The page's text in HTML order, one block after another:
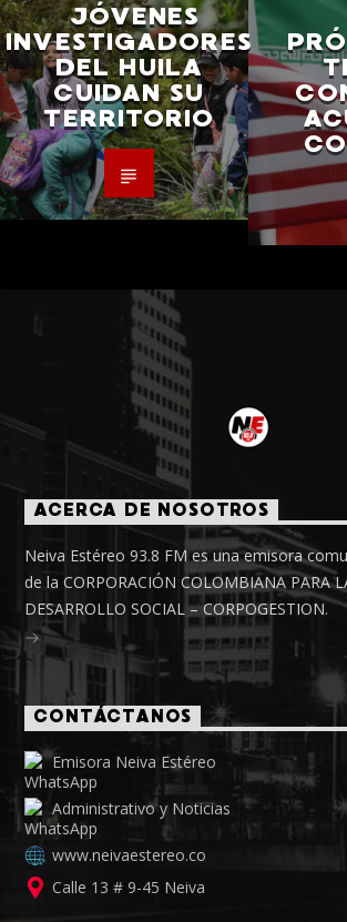
JÓVENES
INVESTIGADORES
DEL HUILA
CUIDAN SU
TERRITORIO
ACERCA DE NOSOTROS
Neiva Estéreo 93.8 FM es una emisora
de la CORPORACIÓN COLOMBIANA PARA
DESARROLLO SOCIAL – CORPOGESTION.
CONTÁCTANOS
Emisora Neiva Estéreo
Administrativo y Noticias
www.neivaestereo.co
Calle 13 # 9-45 Neiva